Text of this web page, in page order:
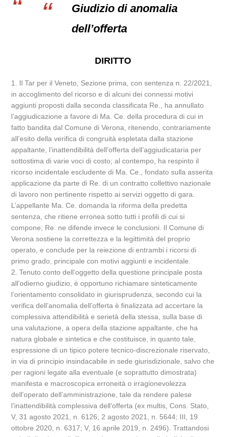
Giudizio di anomalia
dell’offerta
DIRITTO
1. Il Tar per il Veneto, Sezione prima, con sentenza n. 22/2021,
in accoglimento del ricorso e di alcuni dei connessi motivi
aggiunti proposti dalla seconda classificata Re., ha annullato
l’aggiudicazione a favore di Ma. Ce. della procedura di cui in
fatto bandita dal Comune di Verona, ritenendo, contrariamente
all’esito della verifica di congruità espletata dalla stazione
appaltante, l’inattendibilità dell’offerta dell’aggiudicataria per
sottostima di varie voci di costo; al contempo, ha respinto il
ricorso incidentale escludente di Ma. Ce., fondato sulla asserita
applicazione da parte di Re. di un contratto collettivo nazionale
di lavoro non pertinente rispetto ai servizi oggetto di gara.
L’appellante Ma. Ce. domanda la riforma della predetta
sentenza, che ritiene erronea sotto tutti i profili di cui si
compone; Re. ne difende invece le conclusioni. Il Comune di
Verona sostiene la correttezza e la legittimità del proprio
operato, e conclude per la reiezione di entrambi i ricorsi di
primo grado, principale con motivi aggiunti e incidentale.
2. Tenuto conto dell’oggetto della questione principale posta
all’odierno giudizio, è opportuno richiamare sinteticamente
l’orientamento consolidato in giurisprudenza, secondo cui la
verifica dell’anomalia dell’offerta è finalizzata ad accertare la
complessiva attendibilità e serietà della stessa, sulla base di
una valutazione, a opera della stazione appaltante, che ha
natura globale e sintetica e che costituisce, in quanto tale,
espressione di un tipico potere tecnico-discrezionale riservato,
in via di principio insindacabile in sede giurisdizionale, salvo che
per ragioni legate alla eventuale (e soprattutto dimostrata)
manifesta e macroscopica erroneità o irragionevolezza
dell’operato dell’amministrazione, tale da rendere palese
l’inattendibilità complessiva dell’offerta (ex multis, Cons. Stato,
V, 31 agosto 2021, n. 6126; 2 agosto 2021, n. 5644; III, 19
ottobre 2020, n. 6317; V, 16 aprile 2019, n. 2496). Trattandosi